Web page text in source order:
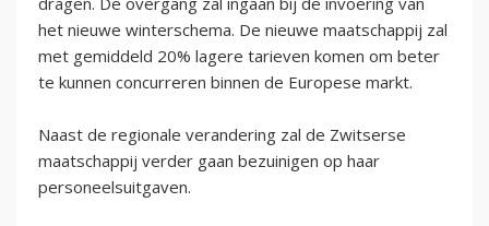
het nieuwe winterschema. De nieuwe maatschappij zal
met gemiddeld 20% lagere tarieven komen om beter
te kunnen concurreren binnen de Europese markt.
Naast de regionale verandering zal de Zwitserse
maatschappij verder gaan bezuinigen op haar
personeelsuitgaven.